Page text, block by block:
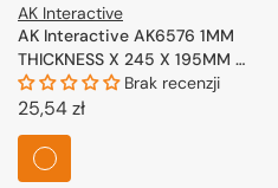
AK Interactive
AK Interactive AK6576 1MM
THICKNESS X 245 X 195MM –
STYRENE SHEET – (2 UNITS)
Brak recenzji
Cena
regularna
25,54 zł